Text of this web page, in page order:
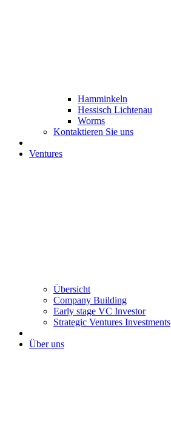
Hamminkeln
Hessisch Lichtenau
Worms
Kontaktieren Sie uns
Ventures
Übersicht
Company Building
Early stage VC Investor
Strategic Ventures Investments
Über uns